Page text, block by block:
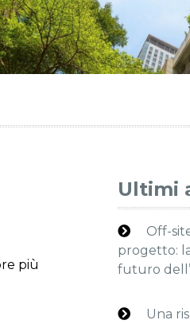
più
Ultimi
Off-
progetto:
futuro
Una